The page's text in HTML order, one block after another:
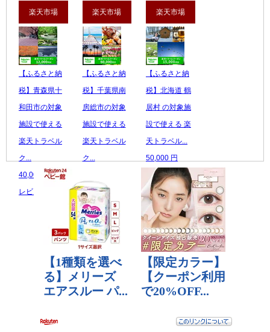
楽天市場
【ふるさと納
税】青森県十
和田市の対象
施設で使える
楽天トラベル
ク...
40,000 円
レビュー数：0
楽天市場
【ふるさと納
税】千葉県南
房総市の対象
施設で使える
楽天トラベル
ク...
レビュー数：0
楽天市場
【ふるさと納
税】北海道 鶴
居村 の対象施
設で使える 楽
天トラベル...
50,000 円
レビュー数：0